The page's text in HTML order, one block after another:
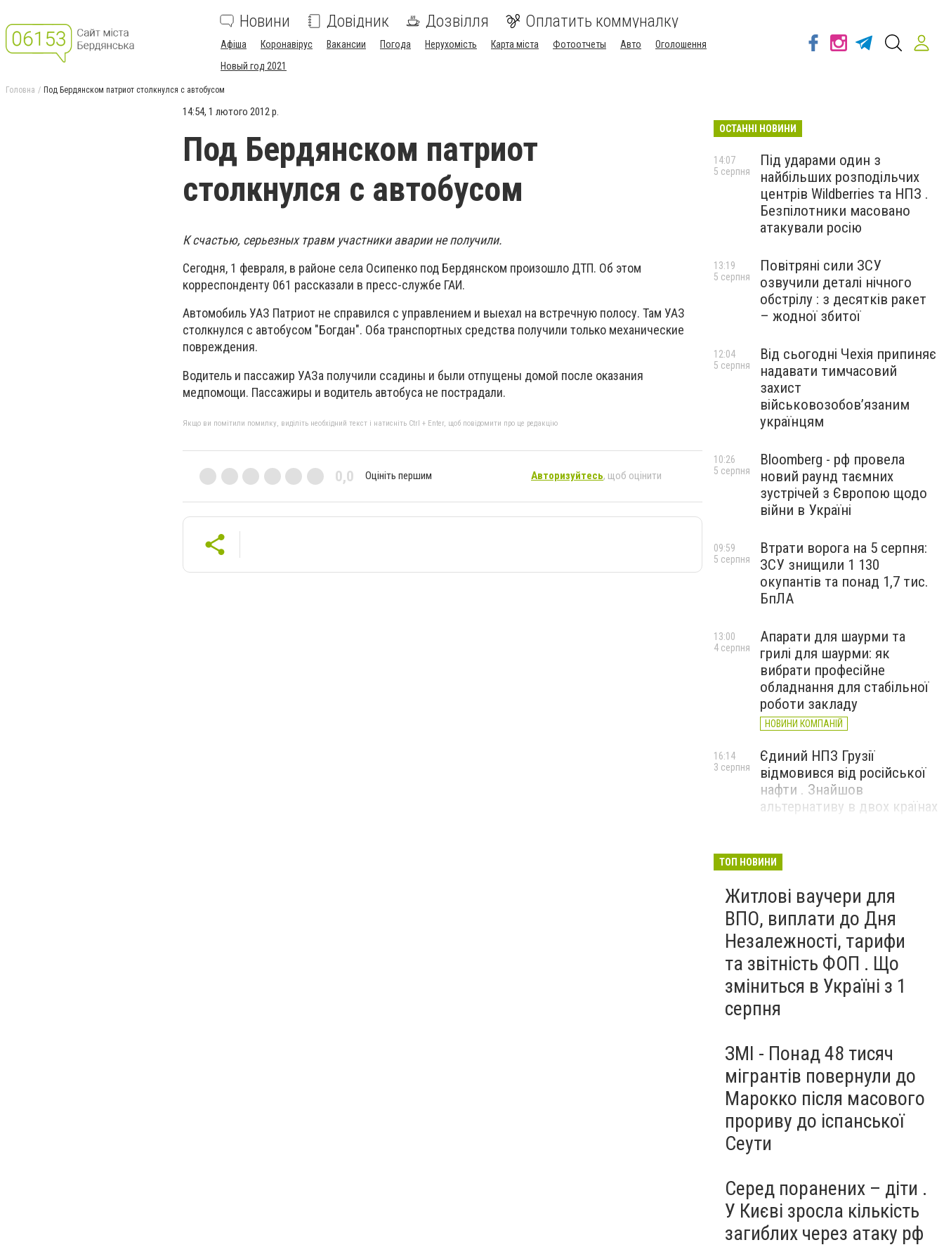
Новини Довідник Дозвілля Оплатить коммуналку
Афіша Коронавірус Вакансии Погода Нерухомість Карта міста Фотоотчеты Авто
Оголошення
Новый год 2021
Головна Под Бердянском патриот столкнулся с автобусом
14:54, 1 лютого 2012 р.
Под Бердянском патриот
столкнулся с автобусом
К счастью, серьезных травм участники аварии не получили.
Сегодня, 1 февраля, в районе села Осипенко под Бердянском произошло ДТП. Об этом
корреспонденту 061 рассказали в пресс-службе ГАИ.
Автомобиль УАЗ Патриот не справился с управлением и выехал на встречную полосу. Там УАЗ
столкнулся с автобусом "Богдан". Оба транспортных средства получили только механические
повреждения.
Водитель и пассажир УАЗа получили ссадины и были отпущены домой после оказания
медпомощи. Пассажиры и водитель автобуса не пострадали.
Якщо ви помітили помилку, виділіть необхідний текст і натисніть Ctrl + Enter, щоб повідомити про це редакцію
0,0 Оцініть першим Авторизуйтесь, щоб оцінити
ОСТАННІ НОВИНИ
Під ударами один з
найбільших розподільчих
центрів Wildberries та НПЗ .
Безпілотники масовано
атакували росію
14:07
5 серпня
Повітряні сили ЗСУ
озвучили деталі нічного
обстрілу : з десятків ракет
– жодної збитої
13:19
5 серпня
Від сьогодні Чехія припиняє
надавати тимчасовий
захист
військовозобов’язаним
українцям
12:04
5 серпня
Bloomberg - рф провела
новий раунд таємних
зустрічей з Європою щодо
війни в Україні
10:26
5 серпня
Втрати ворога на 5 серпня:
ЗСУ знищили 1 130
окупантів та понад 1,7 тис.
БпЛА
09:59
5 серпня
Апарати для шаурми та
грилі для шаурми: як
вибрати професійне
обладнання для стабільної
роботи закладу
НОВИНИ КОМПАНІЙ
13:00
4 серпня
Єдиний НПЗ Грузії
відмовився від російської
нафти . Знайшов
альтернативу в двох країнах
16:14
3 серпня
ЗСУ на Wildberries . 200 млрд
рф
3 серпня
ТОП НОВИНИ
Житлові ваучери для
ВПО, виплати до Дня
Незалежності, тарифи
та звітність ФОП . Що
зміниться в Україні з 1
серпня
ЗМІ - Понад 48 тисяч
мігрантів повернули до
Марокко після масового
прориву до іспанської
Сеути
Серед поранених – діти .
У Києві зросла кількість
загиблих через атаку рф